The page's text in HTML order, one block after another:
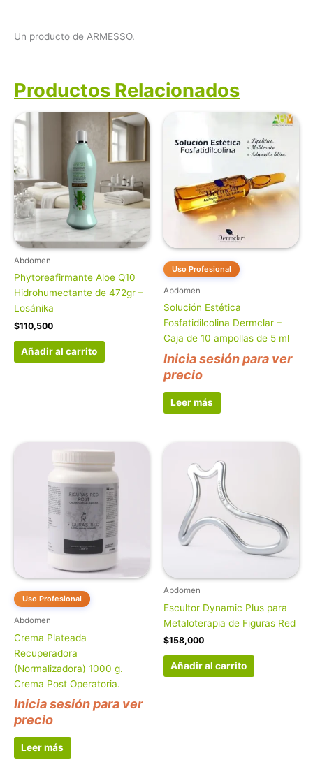
Un producto de ARMESSO.
Productos Relacionados
Abdomen
Phytoreafirmante Aloe Q10
Hidrohumectante de 472gr –
Losánika
$110,500
Añadir al carrito
Uso Profesional
Abdomen
Solución Estética
Fosfatidilcolina Dermclar –
Caja de 10 ampollas de 5 ml
Inicia sesión para ver
precio
Leer más
Uso Profesional
Abdomen
Crema Plateada
Recuperadora
(Normalizadora) 1000 g.
Crema Post Operatoria.
Inicia sesión para ver
precio
Leer más
Abdomen
Escultor Dynamic Plus para
Metaloterapia de Figuras Red
$158,000
Añadir al carrito